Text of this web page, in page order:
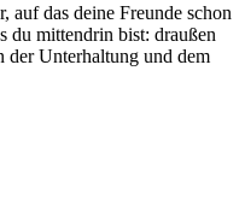
auf das deine Freunde schon
du mittendrin bist: draußen
der Unterhaltung und dem